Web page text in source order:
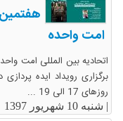
امت واحده
اتحادیه بین المللی امت
برگزاری رویداد ایده
روزهای 17 الی 19 ...
| شنبه 10 شهریور 1397